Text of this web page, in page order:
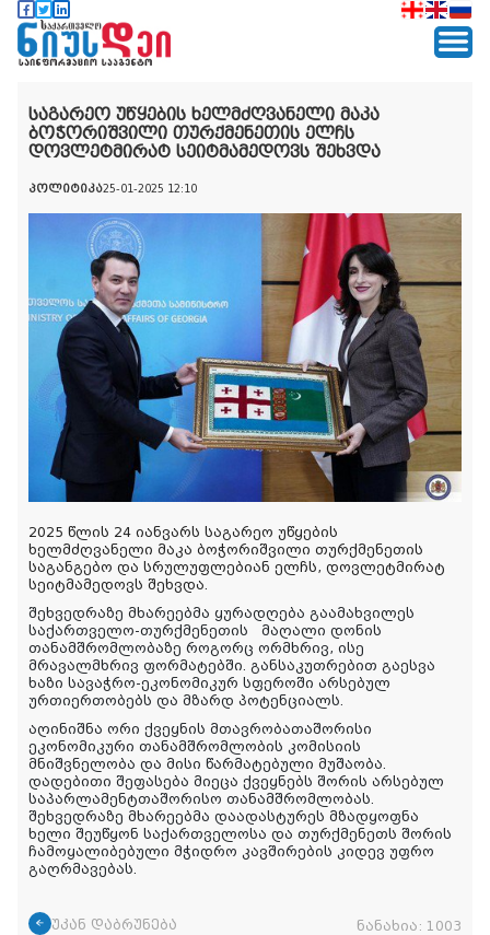
საგარეო უწყების ხელმძღვანელი მაკა
ბოჭორიშვილი თურქმენეთის ელჩს
დოვლეტმირატ სეიტმამედოვს შეხვდა
პოლიტიკა25-01-2025 12:10
2025 წლის 24 იანვარს საგარეო უწყების
ხელმძღვანელი მაკა ბოჭორიშვილი თურქმენეთის
საგანგებო და სრულუფლებიან ელჩს, დოვლეტმირატ
სეიტმამედოვს შეხვდა.
შეხვედრაზე მხარეებმა ყურადღება გაამახვილეს
საქართველო-თურქმენეთის მაღალი დონის
თანამშრომლობაზე როგორც ორმხრივ, ისე
მრავალმხრივ ფორმატებში. განსაკუთრებით გაესვა
ხაზი სავაჭრო-ეკონომიკურ სფეროში არსებულ
ურთიერთობებს და მზარდ პოტენციალს.
აღინიშნა ორი ქვეყნის მთავრობათაშორისი
ეკონომიკური თანამშრომლობის კომისიის
მნიშვნელობა და მისი წარმატებული მუშაობა.
დადებითი შეფასება მიეცა ქვეყნებს შორის არსებულ
საპარლამენტთაშორისო თანამშრომლობას.
შეხვედრაზე მხარეებმა დაადასტურეს მზადყოფნა
ხელი შეუწყონ საქართველოსა და თურქმენეთს შორის
ჩამოყალიბებული მჭიდრო კავშირების კიდევ უფრო
გაღრმავებას.
უკან დაბრუნება ნანახია: 1003